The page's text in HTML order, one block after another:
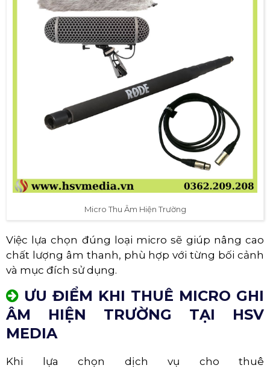
Micro Thu Âm Hiện Trường
Việc lựa chọn đúng loại micro sẽ giúp nâng cao
chất lượng âm thanh, phù hợp với từng bối cảnh
và mục đích sử dụng.
ƯU ĐIỂM KHI THUÊ MICRO GHI
ÂM HIỆN TRƯỜNG TẠI HSV
MEDIA
Khi lựa chọn dịch vụ cho thuê